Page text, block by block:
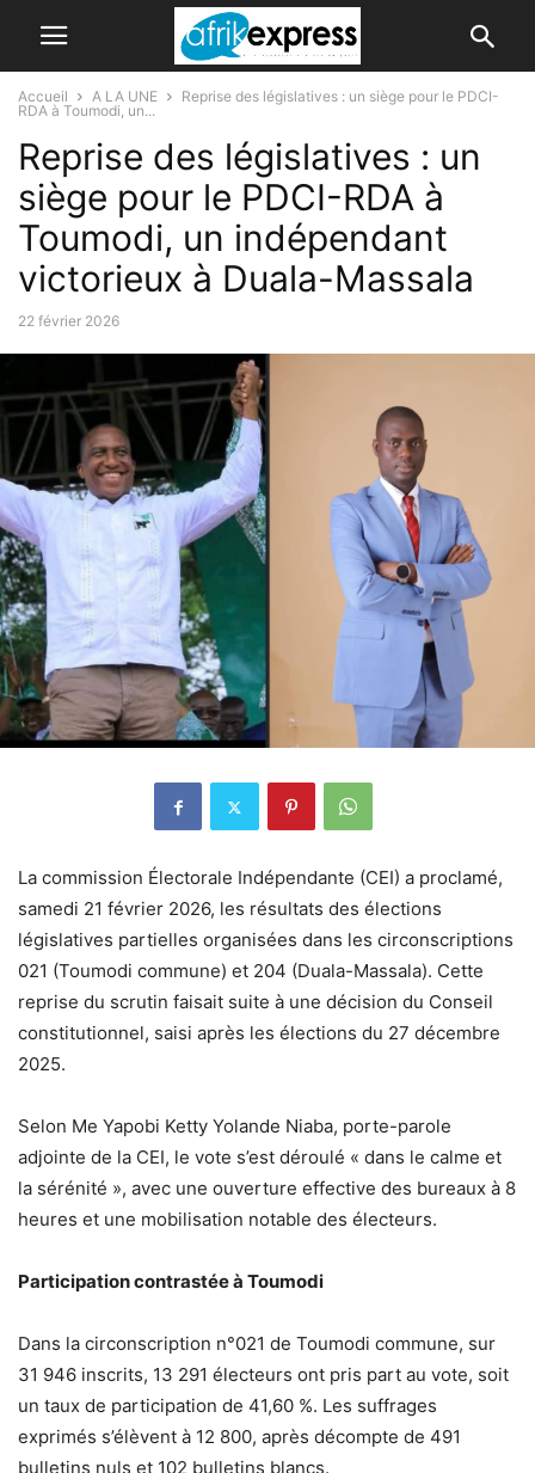
Accueil A LA UNE
Reprise des législatives : un siège pour le PDCI-
RDA à Toumodi, un...
Reprise des législatives : un
siège pour le PDCI-RDA à
Toumodi, un indépendant
victorieux à Duala-Massala
22 février 2026
La commission Électorale Indépendante (CEI) a proclamé,
samedi 21 février 2026, les résultats des élections
législatives partielles organisées dans les circonscriptions
021 (Toumodi commune) et 204 (Duala-Massala). Cette
reprise du scrutin faisait suite à une décision du Conseil
constitutionnel, saisi après les élections du 27 décembre
2025.
Selon Me Yapobi Ketty Yolande Niaba, porte-parole
adjointe de la CEI, le vote s’est déroulé « dans le calme et
la sérénité », avec une ouverture effective des bureaux à 8
heures et une mobilisation notable des électeurs.
Participation contrastée à Toumodi
Dans la circonscription n°021 de Toumodi commune, sur
31 946 inscrits, 13 291 électeurs ont pris part au vote, soit
un taux de participation de 41,60 %. Les suffrages
exprimés s’élèvent à 12 800, après décompte de 491
bulletins nuls et 102 bulletins blancs.